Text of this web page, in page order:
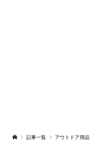
記事一覧 アウトドア用品